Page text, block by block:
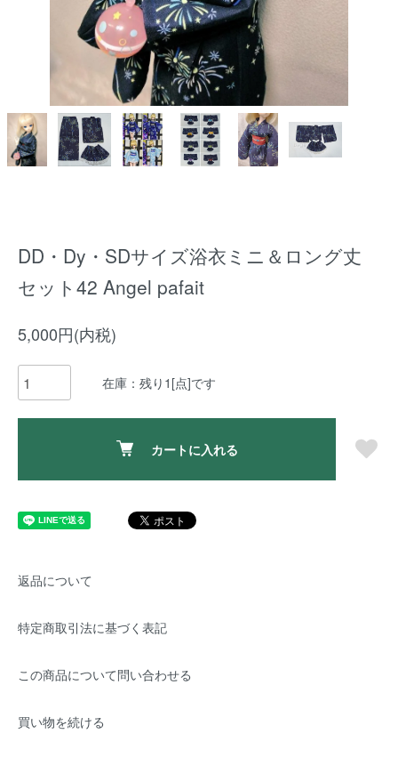
DD・Dy・SDサイズ浴衣ミニ＆ロング丈
セット42 Angel pafait
5,000円(内税)
在庫：残り1[点]です
カートに入れる
返品について
特定商取引法に基づく表記
この商品について問い合わせる
買い物を続ける